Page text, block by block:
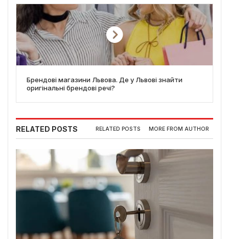
Брендові магазини Львова. Де у Львові знайти
оригінальні брендові речі?
RELATED POSTS RELATED POSTS MORE FROM AUTHOR